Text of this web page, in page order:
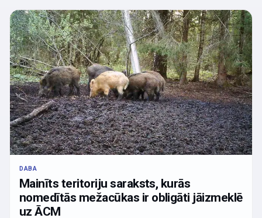
DABA
Mainīts teritoriju saraksts, kurās
nomedītās mežacūkas ir obligāti jāizmeklē
uz ĀCM